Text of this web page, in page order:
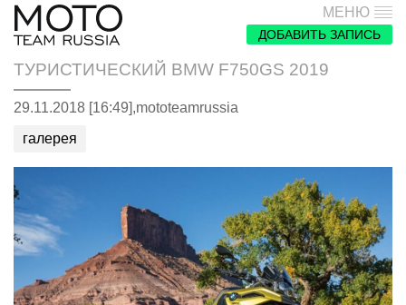
МЕНЮ
ДОБАВИТЬ ЗАПИСЬ
ТУРИСТИЧЕСКИЙ BMW F750GS 2019
29.11.2018 [16:49],mototeamrussia
галерея